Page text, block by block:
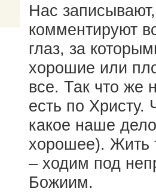
Нас
комментируют
глаз, за
хорошие или
все. Так что же
есть по
какое наше
хорошее). Жить
– ходим под
Божиим.